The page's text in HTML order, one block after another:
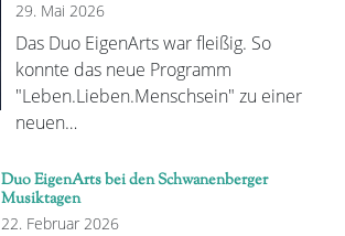
29. Mai 2026
Das Duo EigenArts war fleißig. So
konnte das neue Programm
"Leben.Lieben.Menschsein" zu einer
neuen…
Duo EigenArts bei den Schwanenberger
Musiktagen
22. Februar 2026